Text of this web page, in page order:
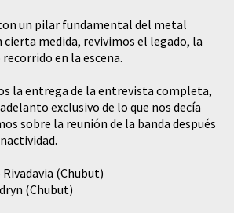
un pilar fundamental del metal
cierta medida, revivimos el legado, la
en la escena.
la entrega de la entrevista completa,
exclusivo de lo que nos decía
sobre la reunión de la banda después
(Chubut)
(Chubut)